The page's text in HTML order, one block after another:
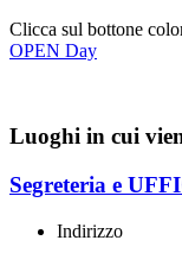
Clicca sul bottone
OPEN Day
Luoghi in cui
Segreteria e
Indirizzo